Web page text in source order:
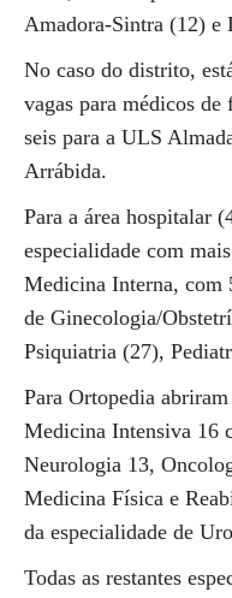
Amadora-Sintra (12) e
No caso do distrito,
vagas para médicos
seis para a ULS
Arrábida.
Para a área hospitalar
especialidade com
Medicina Interna, com
de Ginecologia/
Psiquiatria (27),
Para Ortopedia
Medicina Intensiva 16
Neurologia 13,
Medicina Física e
da especialidade de
Todas as restantes